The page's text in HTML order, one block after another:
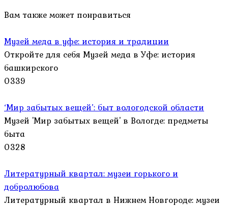
Вам также может понравиться
Музей меда в уфе: история и традиции
Откройте для себя Музей меда в Уфе: история
башкирского
0339
‘Мир забытых вещей’: быт вологодской области
Музей 'Мир забытых вещей' в Вологде: предметы
быта
0328
Литературный квартал: музеи горького и
добролюбова
Литературный квартал в Нижнем Новгороде: музеи